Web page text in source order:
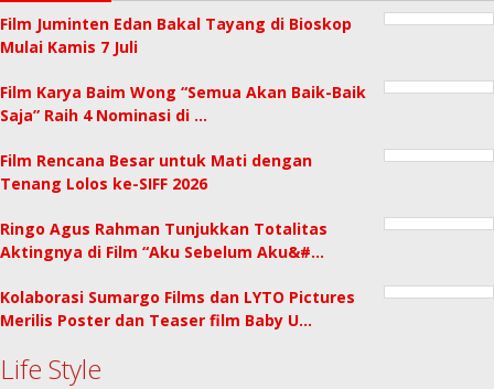
Film Juminten Edan Bakal Tayang di Bioskop
Mulai Kamis 7 Juli
Film Karya Baim Wong “Semua Akan Baik-Baik
Saja” Raih 4 Nominasi di …
Film Rencana Besar untuk Mati dengan
Tenang Lolos ke-SIFF 2026
Ringo Agus Rahman Tunjukkan Totalitas
Aktingnya di Film “Aku Sebelum Aku&#…
Kolaborasi Sumargo Films dan LYTO Pictures
Merilis Poster dan Teaser film Baby U…
Life Style